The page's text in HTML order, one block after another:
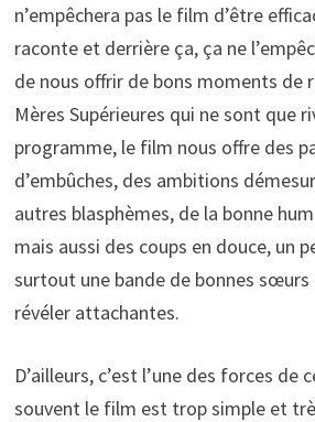
n’empêchera pas le film d’être
raconte et derrière ça, ça ne
de nous offrir de bons moments de
Mères Supérieures qui ne sont que
programme, le film nous offre des
d’embûches, des ambitions
autres blasphèmes, de la bonne
mais aussi des coups en douce, un
surtout une bande de bonnes
révéler attachantes.
D’ailleurs, c’est l’une des forces de
souvent le film est trop simple et